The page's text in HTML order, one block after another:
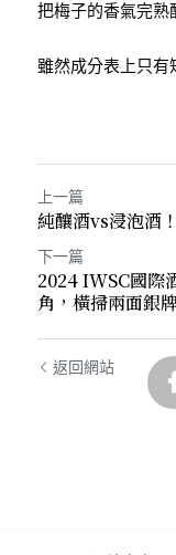
把梅子的香氣完熟
雖然成分表上只
上一篇
純釀酒vs浸泡酒
下一篇
2024 IWSC國際
角，橫掃兩面銀
返回網站